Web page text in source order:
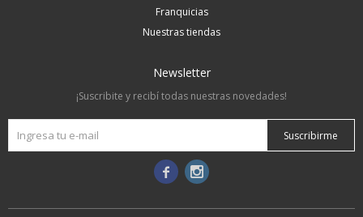
Franquicias
Nuestras tiendas
Newsletter
¡Suscribite y recibí todas nuestras novedades!
Suscribirme
 